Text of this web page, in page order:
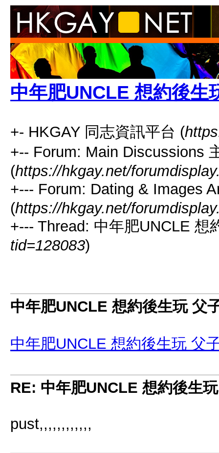
中年肥UNCLE 想約後生
+- HKGAY 同志資訊平台 (
+-- Forum: Main Discussions
(https://hkgay.net/
+--- Forum: Dating & Images
(https://hkgay.net/
+--- Thread: 中年肥UNCLE 想
tid=128083)
中年肥UNCLE 想約後生玩 父
中年肥UNCLE 想約後生玩 父
RE: 中年肥UNCLE 想約後生
pust,,,,,,,,,,,,